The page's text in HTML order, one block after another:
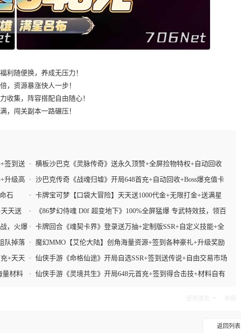
利随便换，养成无压力！
，资源暴涨快人一步！
收集，阵容搭配自由随心！
，闯关副本一路碾压！
签到送 • 横板沙巴克《灵脉传奇》送永久顶赞+全屏捡物特权+自动回收
+签到送神兽
升级高
• 沙巴克传奇《战魂归墟》开局648首充+自动回收+Boss爆充值卡
+签到领神兽
石 • 卡牌宝可梦【口袋大冒险】天天送1000代金+无限打金+送满星
UR+满级VIP
天送
•
《86梦幻侍魂 D0f 超变地下》100%全屏猛爆 专武特效技，领百
抽，团本爆1切
，火爆 • 卡牌回合《魂契卡界》登录送万抽+定制版SSR+自定义技能+全
类型碎片
队掉落 •
魔幻MMO【艾伦大陆】创角海量资源+签到各种豪礼+升级奖励
不断
+天天 • 仙侠手游《命格仙途》开局自选SSR+签到送传说+自由交易市场
+命格争霸赛
量材料 • 仙侠手游《灵境共生》开局648元首充+签到得合击技+材料自有
返回列表